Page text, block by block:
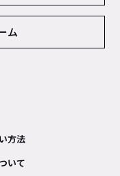
ム
方法
いて